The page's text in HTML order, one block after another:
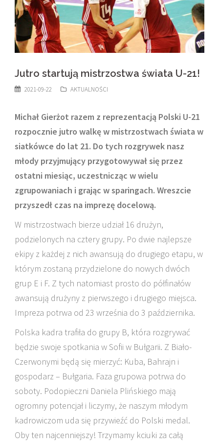
Jutro startują mistrzostwa świata U-21!
2021-09-22 AKTUALNOŚCI
Michał Gierżot razem z reprezentacją Polski U-21
rozpocznie jutro walkę w mistrzostwach świata w
siatkówce do lat 21. Do tych rozgrywek nasz
młody przyjmujący przygotowywał się przez
ostatni miesiąc, uczestnicząc w wielu
zgrupowaniach i grając w sparingach. Wreszcie
przyszedł czas na imprezę docelową.
W mistrzostwach bierze udział 16 drużyn,
podzielonych na cztery grupy. Po dwie najlepsze
ekipy z każdej z nich awansują do drugiego etapu, w
którym zostaną przydzielone do nowych dwóch
grup E i F. Z tych natomiast prosto do półfinałów
awansują drużyny z pierwszego i drugiego miejsca.
Impreza potrwa od 23 września do 3 października.
Polska kadra trafiła do grupy B, która rozgrywać
będzie swoje spotkania w Sofii w Bułgarii. Z Biało-
Czerwonymi będą się mierzyć: Kuba, Bahrajn i
gospodarz – Bułgaria. Faza grupowa potrwa do
soboty. Podopieczni Daniela Plińskiego mają
ogromny potencjał i liczymy, że naszym młodym
kadrowiczom uda się przywieźć do Polski medal.
Oby ten najcenniejszy! Trzymamy kciuki za całą